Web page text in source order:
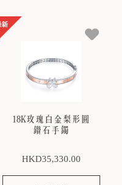
18K玫瑰白金梨形圓
鑽石手鐲
HKD35,330.00